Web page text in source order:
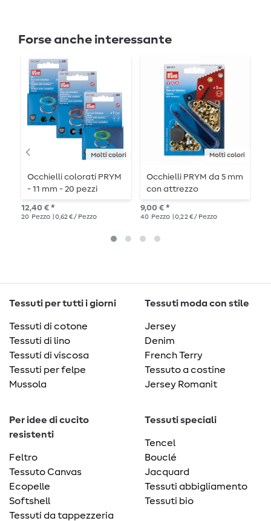
Forse anche interessante
Molti colori
Occhielli colorati PRYM
- 11 mm - 20 pezzi
12,40 € *
20 Pezzo | 0,62 € / Pezzo
Molti colori
Occhielli PRYM da 5 mm
con attrezzo
9,00 € *
40 Pezzo | 0,22 € / Pezzo
Tessuti per tutti i giorni
Tessuti di cotone
Tessuti di lino
Tessuti di viscosa
Tessuti per felpe
Mussola
Tessuti moda con stile
Jersey
Denim
French Terry
Tessuto a costine
Jersey Romanit
Per idee di cucito
resistenti
Feltro
Tessuto Canvas
Ecopelle
Softshell
Tessuti da tappezzeria
Tessuti speciali
Tencel
Bouclé
Jacquard
Tessuti abbigliamento
Tessuti bio